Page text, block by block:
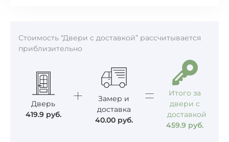
Стоимость “Двери c доставкой” рассчитывается
приблизительно
Дверь
419.9руб.
Замер и
доставка
40.00руб.
Итого за
двери с
доставкой
459.9 руб.